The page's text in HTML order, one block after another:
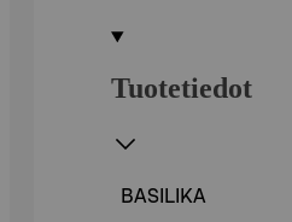
Tuotetiedot
BASILIKA